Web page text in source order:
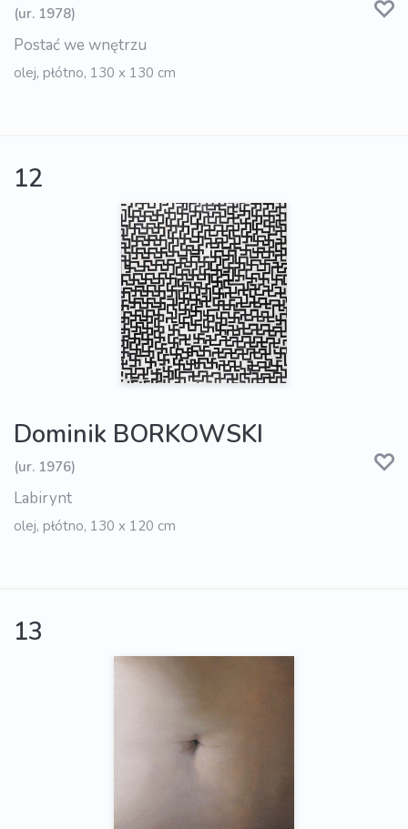
(ur. 1978)
Postać we wnętrzu
olej, płótno, 130 x 130 cm
12
Dominik BORKOWSKI
(ur. 1976)
Labirynt
olej, płótno, 130 x 120 cm
13